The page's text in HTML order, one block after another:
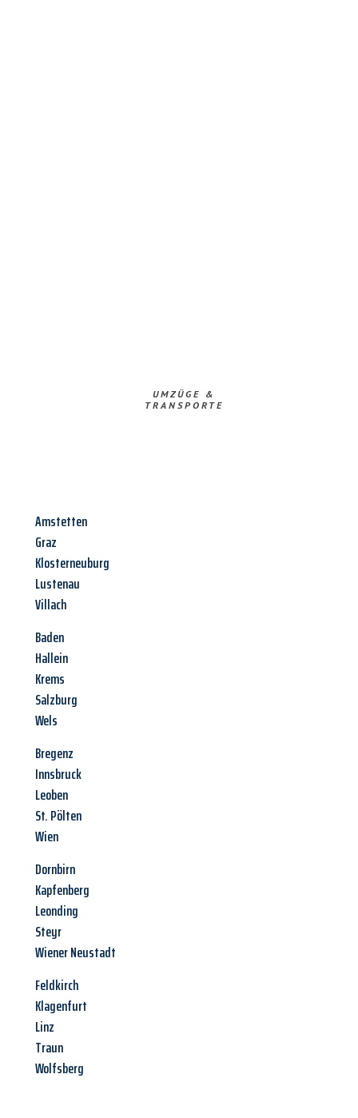
UMZÜGE &
TRANSPORTE
Amstetten
Graz
Klosterneuburg
Lustenau
Villach
Baden
Hallein
Krems
Salzburg
Wels
Bregenz
Innsbruck
Leoben
St. Pölten
Wien
Dornbirn
Kapfenberg
Leonding
Steyr
Wiener Neustadt
Feldkirch
Klagenfurt
Linz
Traun
Wolfsberg